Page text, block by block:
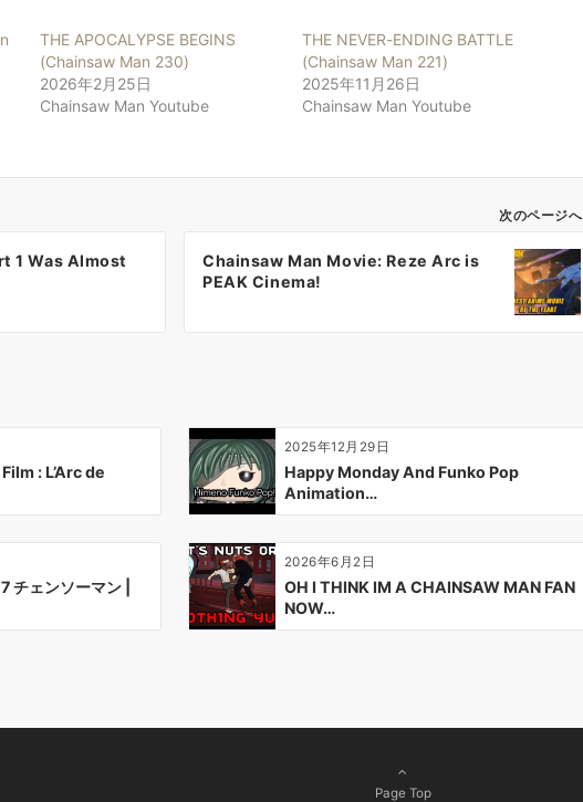
THE APOCALYPSE BEGINS
(Chainsaw Man 230)
2026年2月25日
Chainsaw Man Youtube
THE NEVER-ENDING BATTLE
(Chainsaw Man 221)
2025年11月26日
Chainsaw Man Youtube
1 Was Almost
次のページへ
Chainsaw Man Movie: Reze Arc is
PEAK Cinema!
: L’Arc de
2025年12月29日
Happy Monday And Funko Pop
Animation…
ェンソーマン |
2026年6月2日
OH I THINK IM A CHAINSAW MAN FAN
NOW…
Page Top